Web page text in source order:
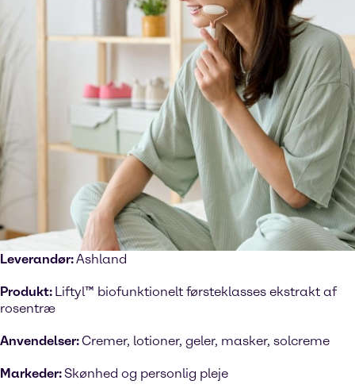
Leverandør:Ashland
Produkt: Liftyl™ biofunktionelt førsteklasses ekstrakt af
rosentræ
Anvendelser:Cremer, lotioner, geler, masker, solcreme
Markeder:Skønhed og personlig pleje